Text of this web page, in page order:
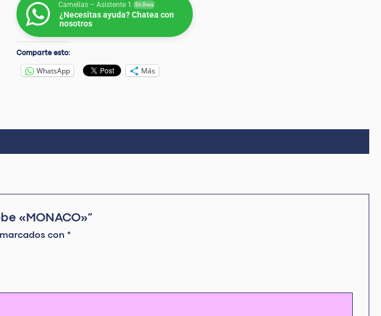
Camelias – Asistente 1 En línea
¿Necesitas ayuda? Chatea con
nosotros
Comparte esto:
WhatsApp Más
«MONACO»”
con *